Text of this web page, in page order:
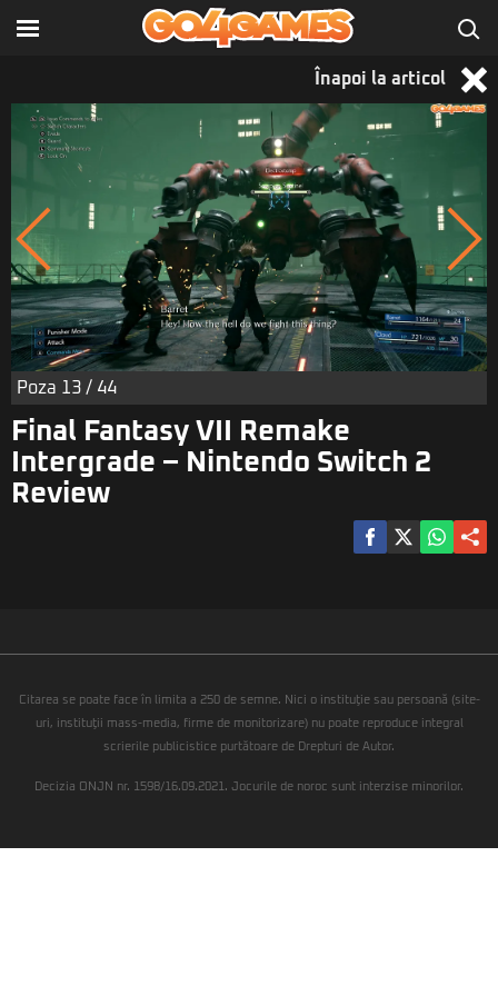
Înapoi la articol
Poza 13 / 44
Final Fantasy VII Remake
Intergrade – Nintendo Switch 2
Review
Citarea se poate face în limita a 250 de semne. Nici o instituţie sau persoană (site-
uri, instituţii mass-media, firme de monitorizare) nu poate reproduce integral
scrierile publicistice purtătoare de Drepturi de Autor.
Decizia ONJN nr. 1598/16.09.2021. Jocurile de noroc sunt interzise minorilor.